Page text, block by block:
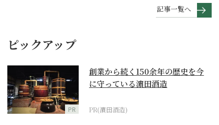
記事一覧へ
ピックアップ
PR
創業から続く150余年の歴史を今
に守っている濵田酒造
PR(濵田酒造)